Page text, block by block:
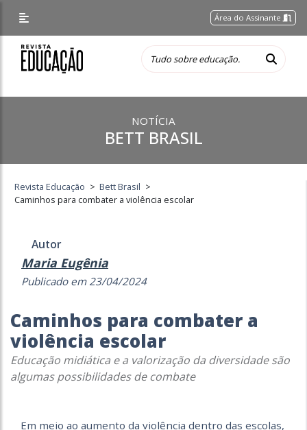
Área do Assinante
NOTÍCIA
BETT BRASIL
Revista Educação > Bett Brasil >
Caminhos para combater a violência escolar
Autor
Maria Eugênia
Publicado em 23/04/2024
Caminhos para combater a
violência escolar
Educação midiática e a valorização da diversidade são
algumas possibilidades de combate
Em meio ao aumento da violência dentro das escolas,